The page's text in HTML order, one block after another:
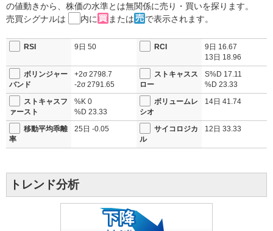
の値動きから、株価の水準とは無関係に売り・買いを探ります。
売買シグナルは
内に または で表示されます。
RSI 9日 50 RCI 9日 16.67
13日 18.96
ボリンジャー
バンド
+2σ2798.7
-2σ2791.65
ストキャスス
ロー
S%D 17.11
%D 23.33
ストキャスフ
ァースト
%K 0
%D 23.33
ボリュームレ
シオ
14日 41.74
移動平均乖離
率
25日 -0.05
サイコロジカ
ル
12日 33.33
トレンド分析